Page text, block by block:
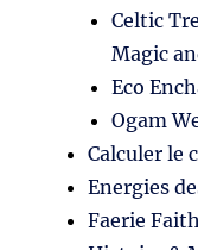
Celtic
Magic
Eco
Ogam
Calculer le
Energies
Faerie Faith